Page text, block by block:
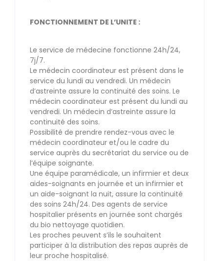
FONCTIONNEMENT DE L’UNITE :
Le service de médecine fonctionne 24h/24,
7j/7.
Le médecin coordinateur est présent dans le
service du lundi au vendredi. Un médecin
d’astreinte assure la continuité des soins. Le
médecin coordinateur est présent du lundi au
vendredi. Un médecin d’astreinte assure la
continuité des soins.
Possibilité de prendre rendez-vous avec le
médecin coordinateur et/ou le cadre du
service auprès du secrétariat du service ou de
l’équipe soignante.
Une équipe paramédicale, un infirmier et deux
aides-soignants en journée et un infirmier et
un aide-soignant la nuit, assure la continuité
des soins 24h/24. Des agents de service
hospitalier présents en journée sont chargés
du bio nettoyage quotidien.
Les proches peuvent s’ils le souhaitent
participer à la distribution des repas auprès de
leur proche hospitalisé.